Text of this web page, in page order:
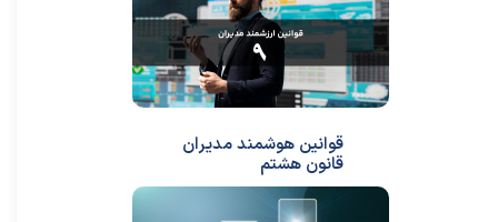
قوانین هوشمند مدیران
قانون هشتم